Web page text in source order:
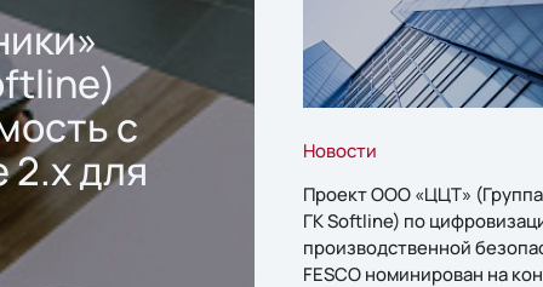
с
2.x для
Новости
Проект ООО «ЦЦТ»
ГК Softline) по
производственной
FESCO номинирован на